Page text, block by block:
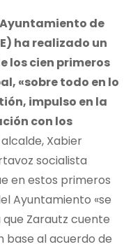
de
ha realizado un
los cien primeros
«sobre todo en lo
impulso en la
con los
alcalde, Xabier
socialista
en estos primeros
Ayuntamiento «se
Zarautz cuente
base al acuerdo de